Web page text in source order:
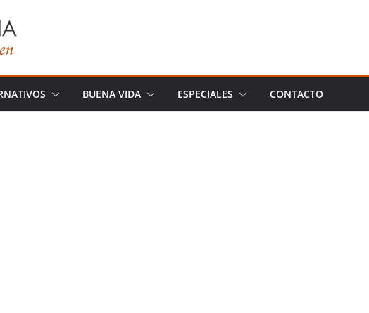
BUENA VIDA ESPECIALES CONTACTO